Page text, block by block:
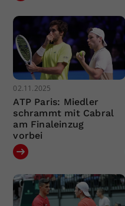
02.11.2025
ATP Paris: Miedler
schrammt mit Cabral
am Finaleinzug
vorbei